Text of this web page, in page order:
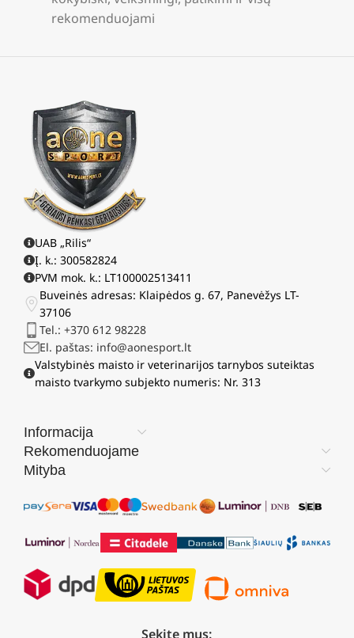
rekomenduojami
UAB „Rilis“
Į. k.: 300582824
PVM mok. k.: LT100002513411
Buveinės adresas: Klaipėdos g. 67, Panevėžys LT-
37106
Tel.: +370 612 98228
El. paštas: info@aonesport.lt
Valstybinės maisto ir veterinarijos tarnybos suteiktas
maisto tvarkymo subjekto numeris: Nr. 313
Informacija
Rekomenduojame
Mityba
Sekite mus: